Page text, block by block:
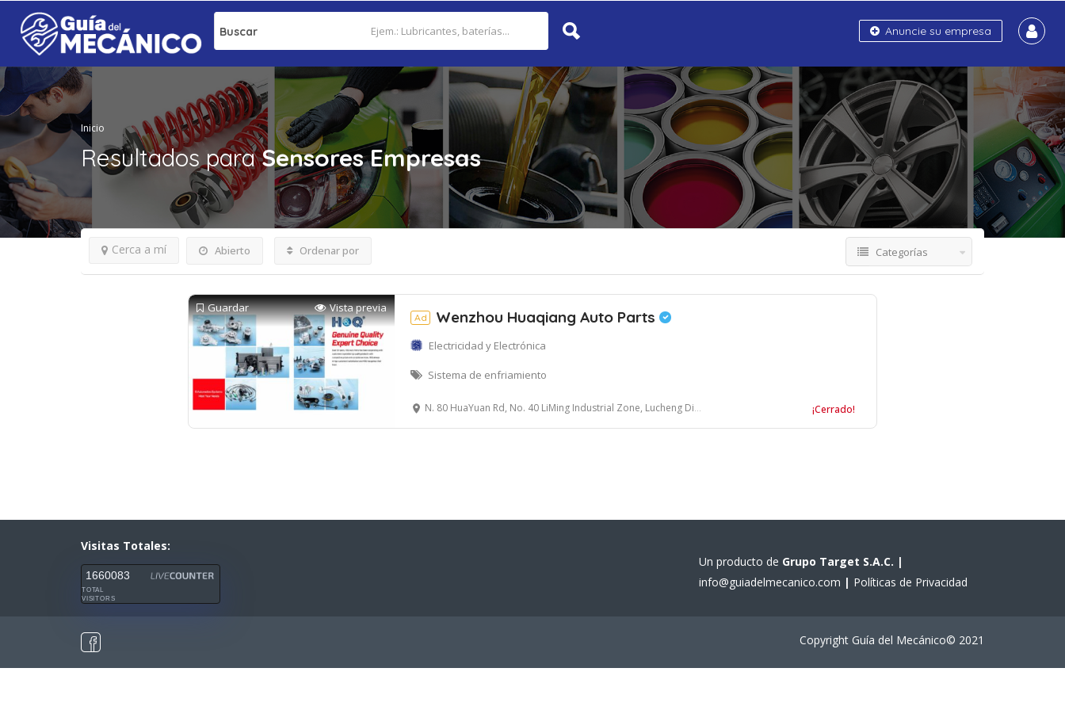
Buscar Anuncie su empresa
Inicio
Resultados paraSensores Empresas
Abierto
Cerca a mí Ordenar por Categorías
Guardar Vista previa
Ad Wenzhou Huaqiang Auto Parts
Electricidad y Electrónica
Sistema de enfriamiento
N. 80 HuaYuan Rd, No. 40 LiMing Industrial Zone, Lucheng District, Wenzhou, China ¡Cerrado!
Visitas Totales:
1660083
TOTAL
VISITORS
Un producto de Grupo Target S.A.C. |
info@guiadelmecanico.com | Políticas de Privacidad
Copyright Guía del Mecánico© 2021